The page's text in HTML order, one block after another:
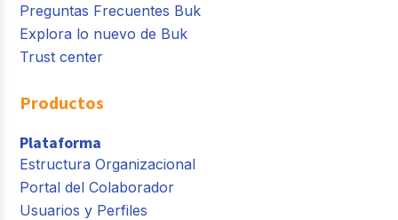
Preguntas Frecuentes Buk
Explora lo nuevo de Buk
Trust center
Productos
Plataforma
Estructura Organizacional
Portal del Colaborador
Usuarios y Perfiles